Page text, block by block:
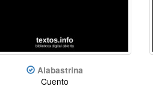
Alabastrina
Cuento